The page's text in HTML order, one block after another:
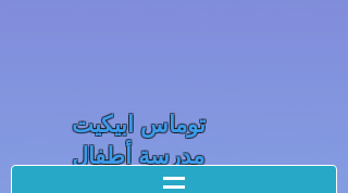
توماس ابيكيت
مدرسة أطفال